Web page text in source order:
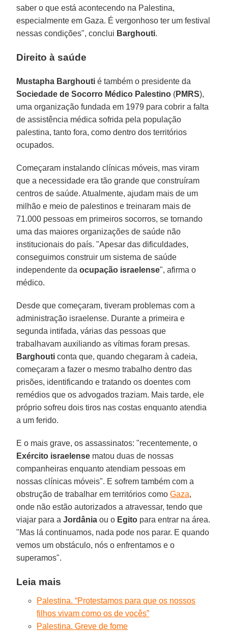
saber o que está acontecendo na Palestina,
especialmente em Gaza. É vergonhoso ter um festival
nessas condições", conclui Barghouti.
Direito à saúde
Mustapha Barghouti é também o presidente da
Sociedade de Socorro Médico Palestino (PMRS),
uma organização fundada em 1979 para cobrir a falta
de assistência médica sofrida pela população
palestina, tanto fora, como dentro dos territórios
ocupados.
Começaram instalando clínicas móveis, mas viram
que a necessidade era tão grande que construíram
centros de saúde. Atualmente, ajudam mais de um
milhão e meio de palestinos e treinaram mais de
71.000 pessoas em primeiros socorros, se tornando
uma das maiores organizações de saúde não
institucionais do país. "Apesar das dificuldades,
conseguimos construir um sistema de saúde
independente daocupação israelense", afirma o
médico.
Desde que começaram, tiveram problemas com a
administração israelense. Durante a primeira e
segunda intifada, várias das pessoas que
trabalhavam auxiliando as vítimas foram presas.
Barghouti conta que, quando chegaram à cadeia,
começaram a fazer o mesmo trabalho dentro das
prisões, identificando e tratando os doentes com
remédios que os advogados traziam. Mais tarde, ele
próprio sofreu dois tiros nas costas enquanto atendia
a um ferido.
E o mais grave, os assassinatos: "recentemente, o
Exército israelense matou duas de nossas
companheiras enquanto atendiam pessoas em
nossas clínicas móveis". E sofrem também com a
obstrução de trabalhar em territórios comoGaza,
onde não estão autorizados a atravessar, tendo que
viajar para aJordânia ou o Egito para entrar na área.
"Mas lá continuamos, nada pode nos parar. E quando
vemos um obstáculo, nós o enfrentamos e o
superamos".
Leia mais
Palestina. “Protestamos para que os nossos
filhos vivam como os de vocês”
Palestina. Greve de fome